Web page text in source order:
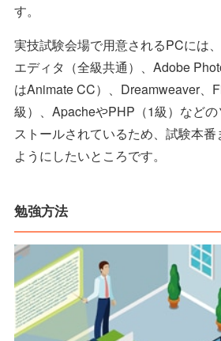
す。
実技試験会場で用意されるPCには
エディタ（全級共通）、Adobe
はAnimate CC）、Dreamweaver、
級）、ApacheやPHP（1級）など
ストールされているため、試験本
ようにしたいところです。
勉強方法